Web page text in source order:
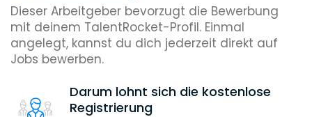
Dieser Arbeitgeber bevorzugt die Bewerbung
mit deinem TalentRocket-Profil. Einmal
angelegt, kannst du dich jederzeit direkt auf
Jobs bewerben.
Darum lohnt sich die kostenlose
Registrierung